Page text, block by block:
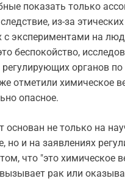
показать только
из-за
с экспериментами на
беспокойство,
органов
отметили химическое
опасное.
основан не только на
но и на заявлениях
что "это химическое
рак или